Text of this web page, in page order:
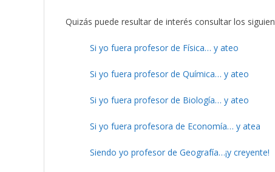
Quizás puede resultar de interés consultar los
Si yo fuera profesor de Física… y ateo
Si yo fuera profesor de Química… y ateo
Si yo fuera profesor de Biología… y ateo
Si yo fuera profesora de Economía… y atea
Siendo yo profesor de Geografía…¡y creyente!